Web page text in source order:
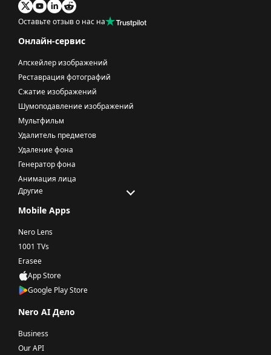
Оставьте отзыв о нас на
Онлайн-сервис
Апскейлер изображений
Реставрация фотографий
Сжатие изображений
Шумоподавление изображений
Мультфильм
Удалитель предметов
Удаление фона
Генератор фона
Анимация лица
Другие
Mobile Apps
Nero Lens
1001 TVs
Erasee
App Store
Google Play Store
Nero AI Дело
Business
Our API